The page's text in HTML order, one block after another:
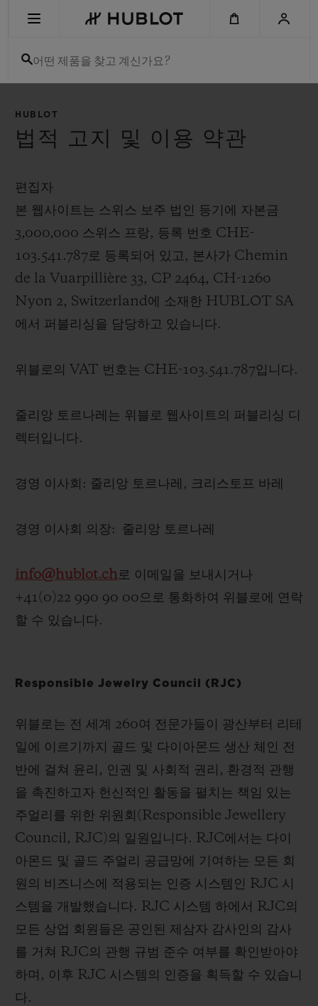
어떤 제품을 찾고 계신가요?
HUBLOT
법적 고지 및 이용 약관
편집자
본 웹사이트는 스위스 보주 법인 등기에 자본금
3,000,000 스위스 프랑, 등록 번호 CHE-
103.541.787로 등록되어 있고, 본사가 Chemin
de la Vuarpillière 33, CP 2464, CH-1260
Nyon 2, Switzerland에 소재한 HUBLOT SA
에서 퍼블리싱을 담당하고 있습니다.
위블로의 VAT 번호는 CHE-103.541.787입니다.
줄리앙 토르나레는 위블로 웹사이트의 퍼블리싱 디
렉터입니다.
경영 이사회: 줄리앙 토르나레, 크리스토프 바레
경영 이사회 의장: 줄리앙 토르나레
info@hublot.ch로 이메일을 보내시거나
+41(0)22 990 90 00으로 통화하여 위블로에 연락
할 수 있습니다.
Responsible Jewelry Council (RJC)
위블로는 전 세계 260여 전문가들이 광산부터 리테
일에 이르기까지 골드 및 다이아몬드 생산 체인 전
반에 걸쳐 윤리, 인권 및 사회적 권리, 환경적 관행
을 촉진하고자 헌신적인 활동을 펼치는 책임 있는
주얼리를 위한 위원회(Responsible Jewellery
Council, RJC)의 일원입니다. RJC에서는 다이
아몬드 및 골드 주얼리 공급망에 기여하는 모든 회
원의 비즈니스에 적용되는 인증 시스템인 RJC 시
스템을 개발했습니다. RJC 시스템 하에서 RJC의
모든 상업 회원들은 공인된 제삼자 감사인의 감사
를 거쳐 RJC의 관행 규범 준수 여부를 확인받아야
하며, 이후 RJC 시스템의 인증을 획득할 수 있습니
다.
최근 검색이 없습니다
빅뱅 빅뱅
5+5 워런티
기프트 파우치
연락처